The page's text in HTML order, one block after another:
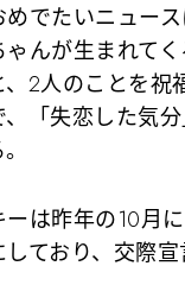
でたいニュー
ゃんが生まれて
、2人のことを
、「失恋した気
は昨年の10月
ており、交際